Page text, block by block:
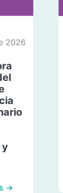
2026
y
→